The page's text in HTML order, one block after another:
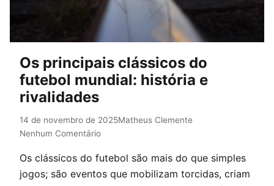
Os principais clássicos do
futebol mundial: história e
rivalidades
14 de novembro de 2025Matheus Clemente
Nenhum Comentário
Os clássicos do futebol são mais do que simples
jogos; são eventos que mobilizam torcidas, criam